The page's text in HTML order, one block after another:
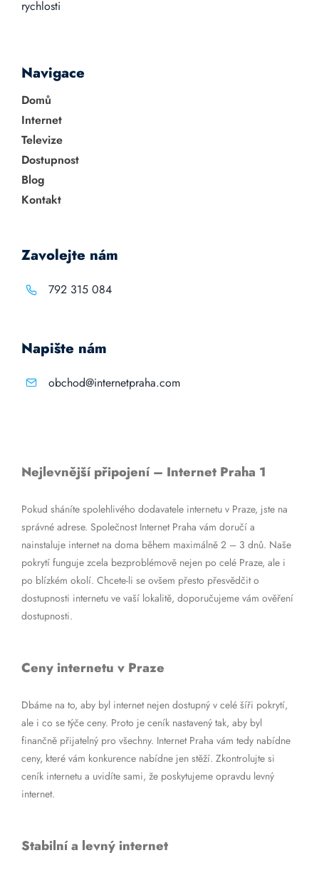
rychlosti
Navigace
Domů
Internet
Televize
Dostupnost
Blog
Kontakt
Zavolejte nám
792 315 084
Napište nám
obchod@internetpraha.com
Nejlevnější připojení – Internet Praha 1
Pokud sháníte spolehlivého dodavatele internetu v Praze, jste na
správné adrese. Společnost Internet Praha vám doručí a
nainstaluje internet na doma během maximálně 2 – 3 dnů. Naše
pokrytí funguje zcela bezproblémově nejen po celé Praze, ale i
po blízkém okolí. Chcete-li se ovšem přesto přesvědčit o
dostupnosti internetu ve vaší lokalitě, doporučujeme vám ověření
dostupnosti.
Ceny internetu v Praze
Dbáme na to, aby byl internet nejen dostupný v celé šíři pokrytí,
ale i co se týče ceny. Proto je ceník nastavený tak, aby byl
finančně přijatelný pro všechny. Internet Praha vám tedy nabídne
ceny, které vám konkurence nabídne jen stěží. Zkontrolujte si
ceník internetu a uvidíte sami, že poskytujeme opravdu levný
internet.
Stabilní a levný internet